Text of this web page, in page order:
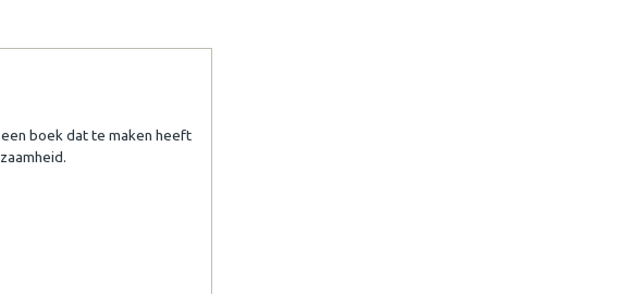
boek dat te maken heeft